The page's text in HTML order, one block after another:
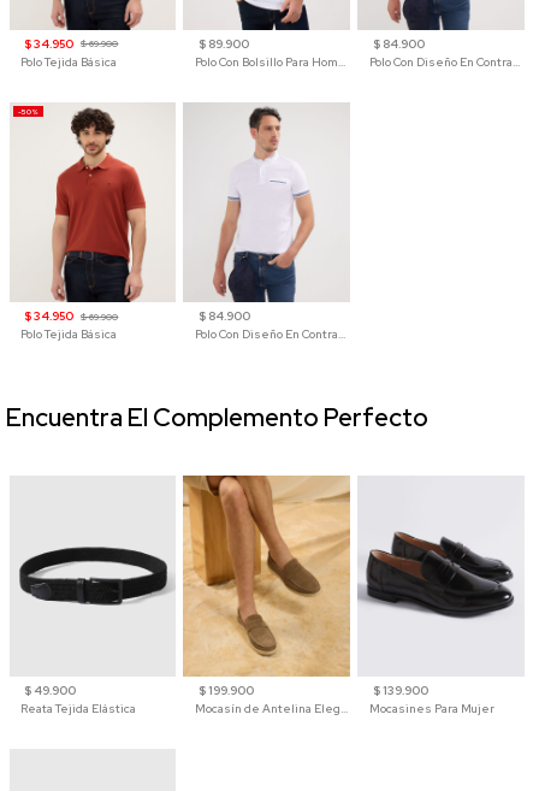
$ 34.950 $ 69.900
Polo Tejida Básica
$ 89.900
Polo Con Bolsillo Para Hombre
$ 84.900
Polo Con Diseño En Contraste
-50%
$ 34.950 $ 69.900
Polo Tejida Básica
$ 84.900
Polo Con Diseño En Contraste
$ 49.900
Reata Tejida Elástica
$ 199.900
Mocasín de Antelina Elegante con Suela de Contraste Para Hombre
$ 139.900
Mocasines Para Mujer
Encuentra El Complemento Perfecto